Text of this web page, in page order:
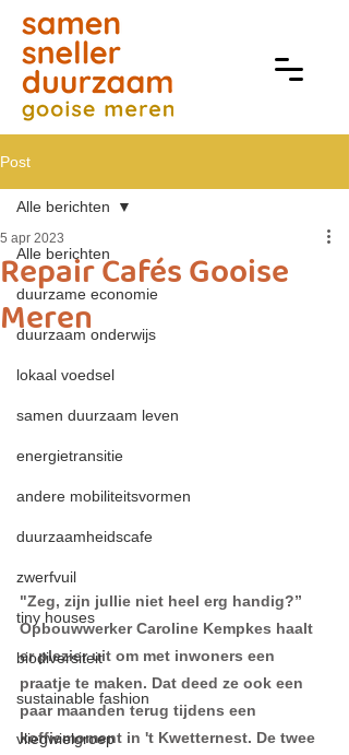
Post
Alle berichten
duurzame economie
duurzaam onderwijs
lokaal voedsel
samen duurzaam leven
energietransitie
andere mobiliteitsvormen
duurzaamheidscafe
zwerfvuil
tiny houses
biodiversiteit
sustainable fashion
vliegwielgroep
Alle berichten
Repair Cafés Gooise
Meren
5 apr 2023
"Zeg, zijn jullie niet heel erg handig?”
Opbouwwerker Caroline Kempkes haalt
er plezier uit om met inwoners een
praatje te maken. Dat deed ze ook een
paar maanden terug tijdens een
koffiemoment in 't Kwetternest. De twee